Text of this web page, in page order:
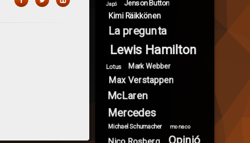
Japó Jenson Button
Kimi Räikkönen
La pregunta
Lewis Hamilton
Lotus Mark Webber
Max Verstappen
McLaren
Mercedes
Michael Schumacher monaco
Opinió